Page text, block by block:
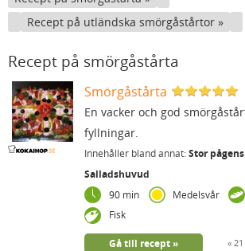
Recept på utländska smörgåstårtor
Recept på smörgåstårta
Smörgåstårta
En vacker och god
fyllningar.
Innehåller bland annat:Stor
Salladshuvud
90 min
Medelsvår
Fisk
Gå till recept